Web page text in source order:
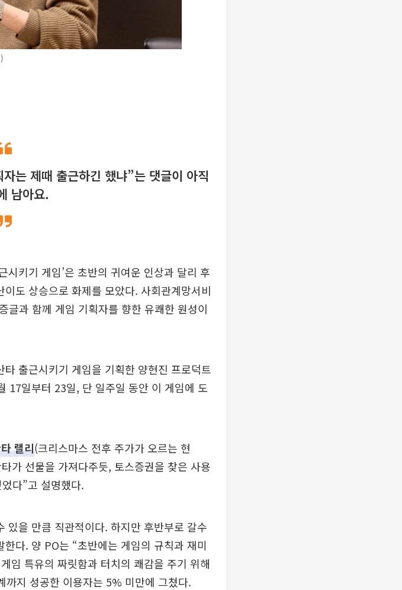
는 제때 출근하긴 했냐”는 댓글이 아직
남아요.
시키기 게임’은 초반의 귀여운 인상과 달리 후
도 상승으로 화제를 모았다. 사회관계망서비
글과 함께 게임 기획자를 향한 유쾌한 원성이
출근시키기 게임을 기획한 양현진 프로덕트
17일부터 23일, 단 일주일 동안 이 게임에 도
랠리(크리스마스 전후 주가가 오르는 현
가 선물을 가져다주듯, 토스증권을 찾은 사용
다”고 설명했다.
있을 만큼 직관적이다. 하지만 후반부로 갈수
다. 양 PO는 “초반에는 게임의 규칙과 재미
임 특유의 짜릿함과 터치의 쾌감을 주기 위해
까지 성공한 이용자는 5% 미만에 그쳤다.